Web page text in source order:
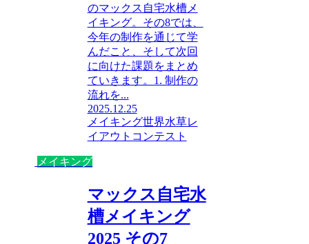
のマックス自宅水槽メ
イキング。その8では、
今年の制作を通じて学
んだこと、そして次回
に向けた課題をまとめ
ていきます。1. 制作の
流れを...
2025.12.25
メイキング世界水草レ
イアウトコンテスト
メイキング
マックス自宅水
槽メイキング
2025 その7